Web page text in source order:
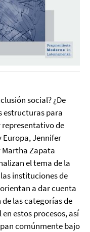
social? ¿De
estructuras para
de
Europa, Jennifer
Martha Zapata
el tema de la
instituciones de
a dar cuenta
las categorías de
estos procesos, así
comúnmente bajo